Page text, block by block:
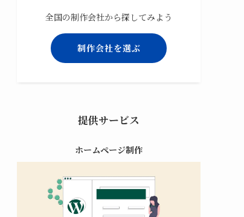
全国の制作会社から探してみよう
制作会社を選ぶ
提供サービス
ホームページ制作